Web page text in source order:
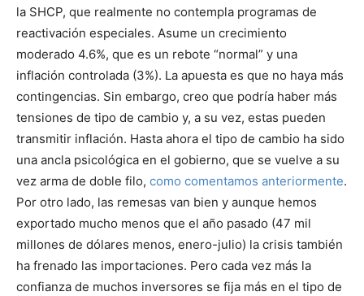
la SHCP, que realmente no contempla programas de
reactivación especiales. Asume un crecimiento
moderado 4.6%, que es un rebote “normal” y una
inflación controlada (3%). La apuesta es que no haya más
contingencias. Sin embargo, creo que podría haber más
tensiones de tipo de cambio y, a su vez, estas pueden
transmitir inflación. Hasta ahora el tipo de cambio ha sido
una ancla psicológica en el gobierno, que se vuelve a su
vez arma de doble filo, como comentamos anteriormente.
Por otro lado, las remesas van bien y aunque hemos
exportado mucho menos que el año pasado (47 mil
millones de dólares menos, enero-julio) la crisis también
ha frenado las importaciones. Pero cada vez más la
confianza de muchos inversores se fija más en el tipo de